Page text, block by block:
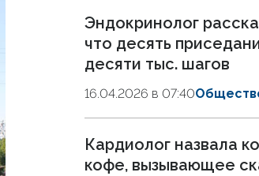
Эндокринолог
что десять
десяти тыс. шагов
16.04.2026 в 07:40
Кардиолог назвала
кофе, вызывающее